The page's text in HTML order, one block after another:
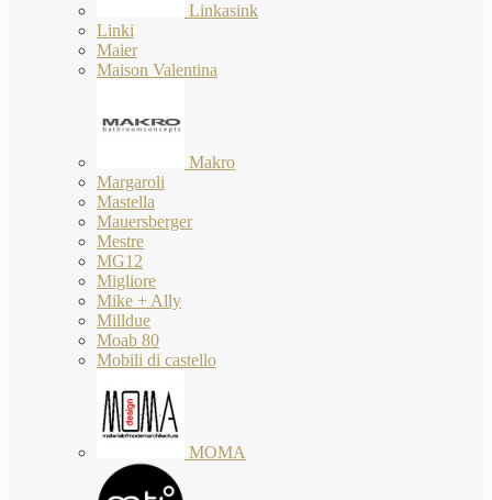
Linkasink
Linki
Maier
Maison Valentina
Makro
Margaroli
Mastella
Mauersberger
Mestre
MG12
Migliore
Mike + Ally
Milldue
Moab 80
Mobili di castello
MOMA